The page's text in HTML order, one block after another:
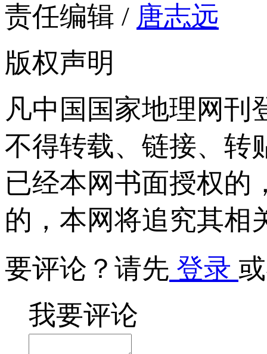
责任编辑 / 唐志远
版权声明
凡中国国家地理网刊
不得转载、链接、转
已经本网书面授权的
的，本网将追究其相
要评论？请先 登录
我要评论